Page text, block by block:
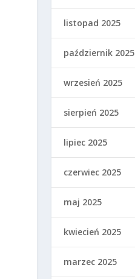
listopad 2025
październik 2025
wrzesień 2025
sierpień 2025
lipiec 2025
czerwiec 2025
maj 2025
kwiecień 2025
marzec 2025